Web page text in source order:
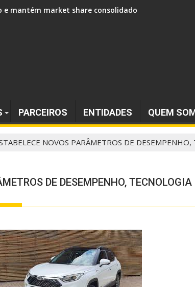
e mantém market share consolidado
PARCEIROS ENTIDADES QUEM
NOVOS PARÂMETROS DE
DE DESEMPENHO,